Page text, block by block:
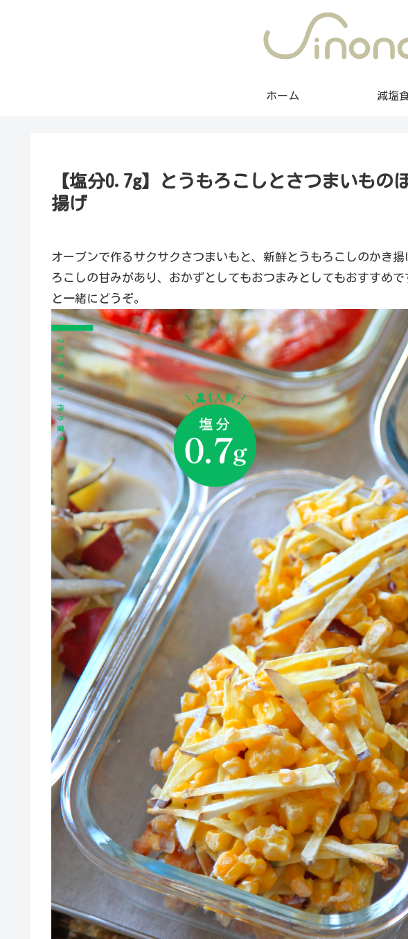
ホーム 減塩
【塩分0.7g】とうもろこしとさつまいもの
揚げ
オーブンで作るサクサクさつまいもと、新鮮とうもろこしのかき
ろこしの甘みがあり、おかずとしてもおつまみとしてもおすすめ
と一緒にどうぞ。